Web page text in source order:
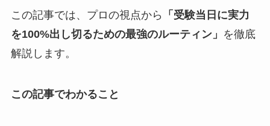
この記事では、プロの視点から
「受験当日に実力
を100%出し切るための最強のルーティン」 を徹底
解説します。
この記事でわかること